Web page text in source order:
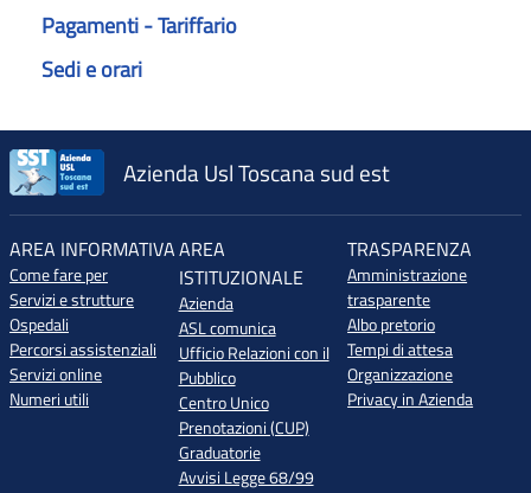
Pagamenti - Tariffario
Sedi e orari
Azienda Usl Toscana sud est
AREA INFORMATIVA
Come fare per
Servizi e strutture
Ospedali
Percorsi assistenziali
Servizi online
Numeri utili
AREA
ISTITUZIONALE
Azienda
ASL comunica
Ufficio Relazioni con il
Pubblico
Centro Unico
Prenotazioni (CUP)
Graduatorie
Avvisi Legge 68/99
TRASPARENZA
Amministrazione
trasparente
Albo pretorio
Tempi di attesa
Organizzazione
Privacy in Azienda